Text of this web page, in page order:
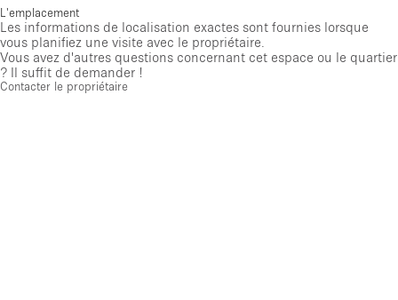
L'emplacement
Les informations de localisation exactes sont fournies lorsque
vous planifiez une visite avec le propriétaire.
Vous avez d'autres questions concernant cet espace ou le quartier
? Il suffit de demander !
Contacter le propriétaire